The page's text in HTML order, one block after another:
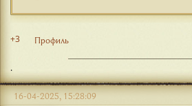
+3 Профиль
.
16-04-2025, 15:28:09